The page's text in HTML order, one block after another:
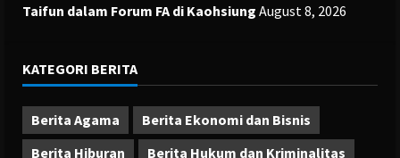
Taifun dalam Forum FA di Kaohsiung August 8, 2026
KATEGORI BERITA
Berita Agama
Berita Ekonomi dan Bisnis
Berita Hiburan
Berita Hukum dan Kriminalitas